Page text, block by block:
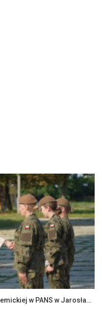
Uroczyste zakończenie Legii Akademickiej w PANS w Jarosławiu